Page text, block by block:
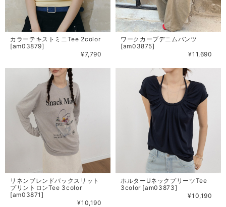
カラーテキストミニTee 2color
[am03879]
¥7,790
ワークカーブデニムパンツ
[am03875]
¥11,690
リネンブレンドバックスリット
プリントロンTee 3color
[am03871]
¥10,190
ホルターUネックプリーツTee
3color [am03873]
¥10,190